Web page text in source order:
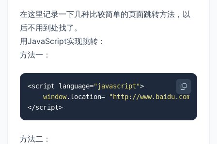
在这里记录一下几种比较简单的页面跳转方法，以
后不用到处找了。
用JavaScript实现跳转：
方法一：
<script language="javascript">
window. location= "http://www.baidu.com"
</script>
方法二：